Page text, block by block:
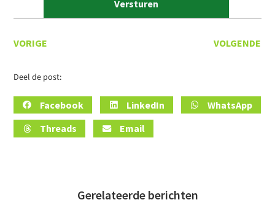
VORIGE VOLGENDE
Deel de post:
Facebook LinkedIn
WhatsApp
Threads
Email
Gerelateerde berichten